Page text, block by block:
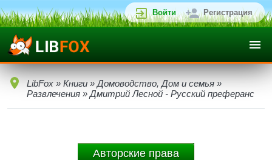
Войти Регистрация
LibFox » Книги » Домоводство, Дом и семья »
Развлечения » Дмитрий Лесной - Русский преферанс
Авторские права